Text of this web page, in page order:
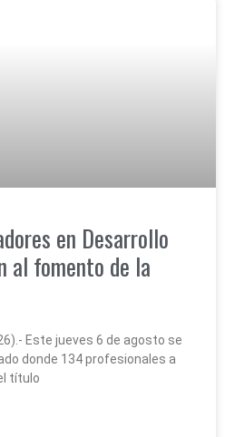
en Desarrollo
al fomento de la
Este jueves 6 de agosto se
donde 134 profesionales a
título